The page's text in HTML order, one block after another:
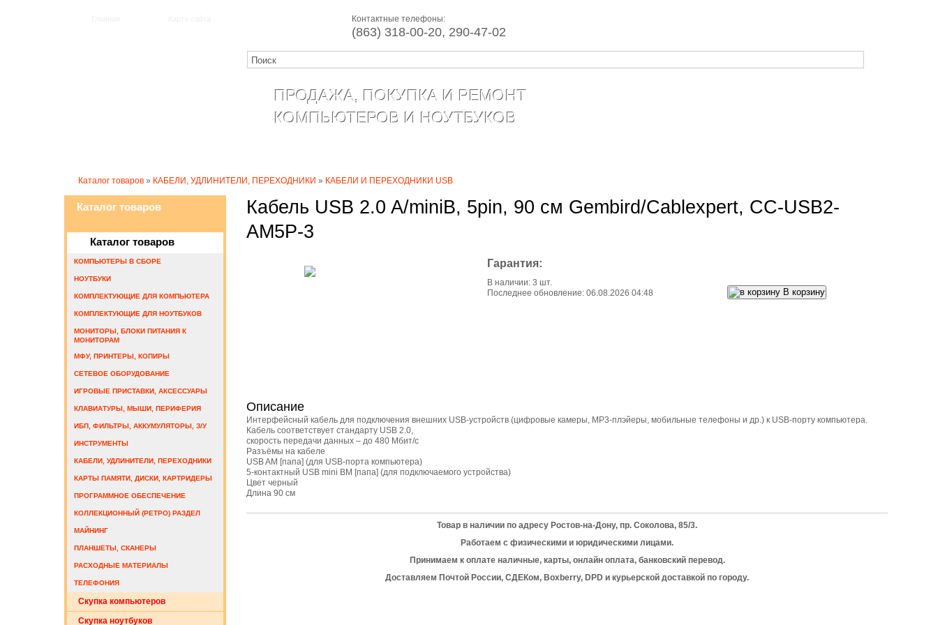
Контактные телефоны:
(863) 318-00-20, 290-47-02
ПРОДАЖА, ПОКУПКА И РЕМОНТ
КОМПЬЮТЕРОВ И НОУТБУКОВ
Каталог товаров » КАБЕЛИ, УДЛИНИТЕЛИ, ПЕРЕХОДНИКИ » КАБЕЛИ И ПЕРЕХОДНИКИ USB
Каталог товаров
Каталог товаров
КОМПЬЮТЕРЫ В СБОРЕ
НОУТБУКИ
КОМПЛЕКТУЮЩИЕ ДЛЯ КОМПЬЮТЕРА
КОМПЛЕКТУЮЩИЕ ДЛЯ НОУТБУКОВ
МОНИТОРЫ, БЛОКИ ПИТАНИЯ К
МОНИТОРАМ
МФУ, ПРИНТЕРЫ, КОПИРЫ
СЕТЕВОЕ ОБОРУДОВАНИЕ
ИГРОВЫЕ ПРИСТАВКИ, АКСЕССУАРЫ
КЛАВИАТУРЫ, МЫШИ, ПЕРИФЕРИЯ
ИБП, ФИЛЬТРЫ, АККУМУЛЯТОРЫ, З/У
ИНСТРУМЕНТЫ
КАБЕЛИ, УДЛИНИТЕЛИ, ПЕРЕХОДНИКИ
КАРТЫ ПАМЯТИ, ДИСКИ, КАРТРИДЕРЫ
ПРОГРАММНОЕ ОБЕСПЕЧЕНИЕ
КОЛЛЕКЦИОННЫЙ (РЕТРО) РАЗДЕЛ
МАЙНИНГ
ПЛАНШЕТЫ, СКАНЕРЫ
РАСХОДНЫЕ МАТЕРИАЛЫ
ТЕЛЕФОНИЯ
Скупка компьютеров
Cкупка ноутбуков
Кабель USB 2.0 A/miniB, 5pin, 90 см Gembird/Cablexpert, CC-USB2-
AM5P-3
Гарантия:
В наличии: 3 шт.
Последнее обновление: 06.08.2026 04:48
В корзину
Описание
Интерфейсный кабель для подключения внешних USB-устройств (цифровые камеры, MP3-плэйеры, мобильные телефоны и др.) к USB-порту компьютера.
Кабель соответствует стандарту USB 2.0,
скорость передачи данных – до 480 Мбит/с
Разъёмы на кабеле
USB AM [папа] (для USB-порта компьютера)
5-контактный USB mini BM [папа] (для подключаемого устройства)
Цвет черный
Длина 90 см
Товар в наличии по адресу Ростов-на-Дону, пр. Соколова, 85/3.
Работаем с физическими и юридическими лицами.
Принимаем к оплате наличные, карты, онлайн оплата, банковский перевод.
Доставляем Почтой России, СДЕКом, Boxberry, DPD и курьерской доставкой по городу.